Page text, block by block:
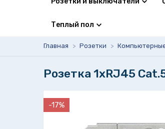
Теплый пол
Главная > Розетки >
Розетка 1xRJ45
-17%